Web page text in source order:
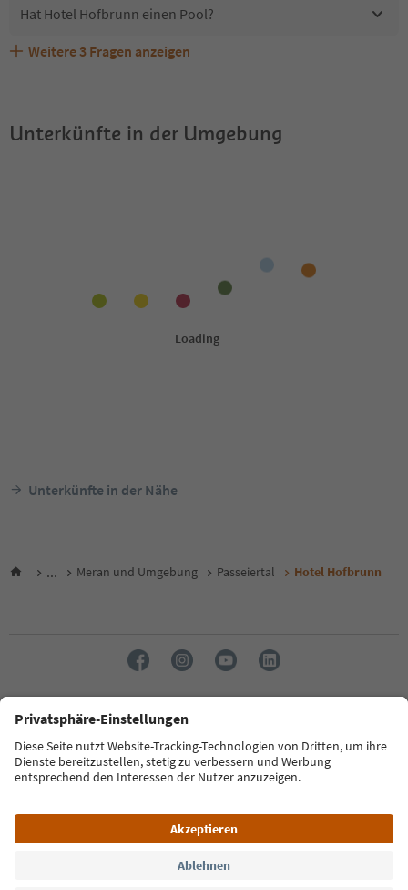
Hat Hotel Hofbrunn einen Pool?
Sind Haustiere in der Unterkunft Hotel Hofbrunn
Welche Services bietet Hotel Hofbrunn?
Erhalten die Gäste von Hotel Hofbrunn einen Südtirol
Weitere 3 Fragen anzeigen
Unterkünfte in der Umgebung
Unterkünfte in der Nähe
... Meran und Umgebung Passeiertal Hotel Hofbrunn
Sprache: Deutsch
FAQ Kontakt Presse MICE Datenschutzerklärung
Zugänglichkeitserklärung